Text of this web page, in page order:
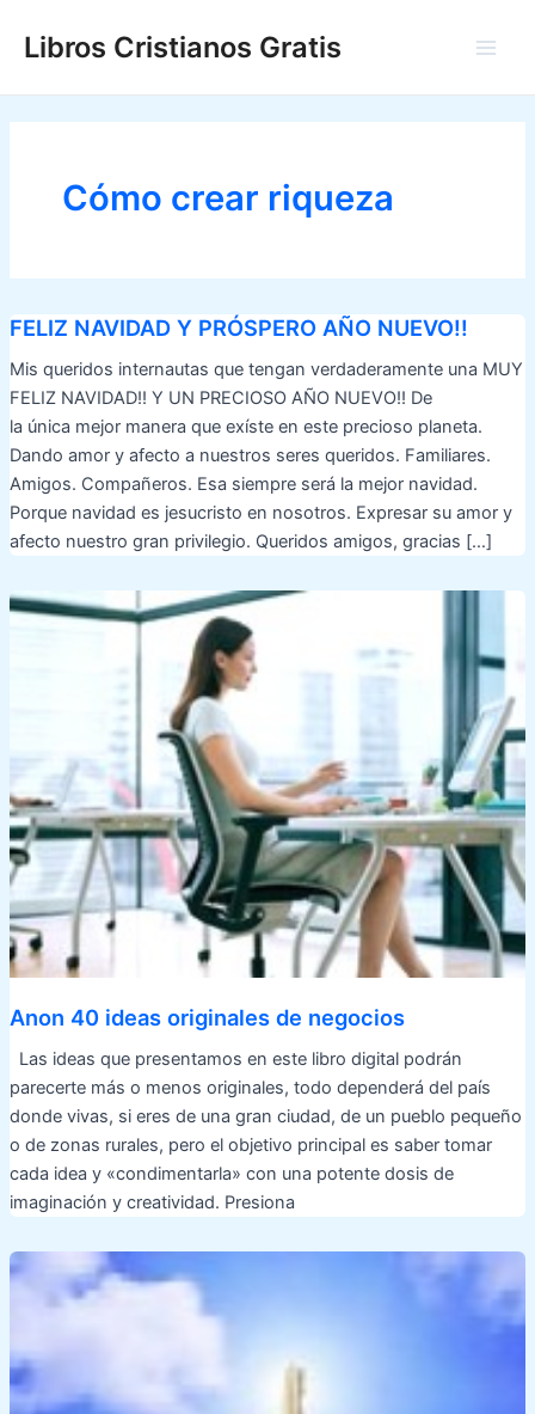
Libros Cristianos Gratis
Cómo crear riqueza
FELIZ NAVIDAD Y PRÓSPERO AÑO NUEVO!!
Mis queridos internautas que tengan verdaderamente una MUY
FELIZ NAVIDAD!! Y UN PRECIOSO AÑO NUEVO!! De
la única mejor manera que exíste en este precioso planeta.
Dando amor y afecto a nuestros seres queridos. Familiares.
Amigos. Compañeros. Esa siempre será la mejor navidad.
Porque navidad es jesucristo en nosotros. Expresar su amor y
afecto nuestro gran privilegio. Queridos amigos, gracias […]
Anon 40 ideas originales de negocios
Las ideas que presentamos en este libro digital podrán
parecerte más o menos originales, todo dependerá del país
donde vivas, si eres de una gran ciudad, de un pueblo pequeño
o de zonas rurales, pero el objetivo principal es saber tomar
cada idea y «condimentarla» con una potente dosis de
imaginación y creatividad. Presiona